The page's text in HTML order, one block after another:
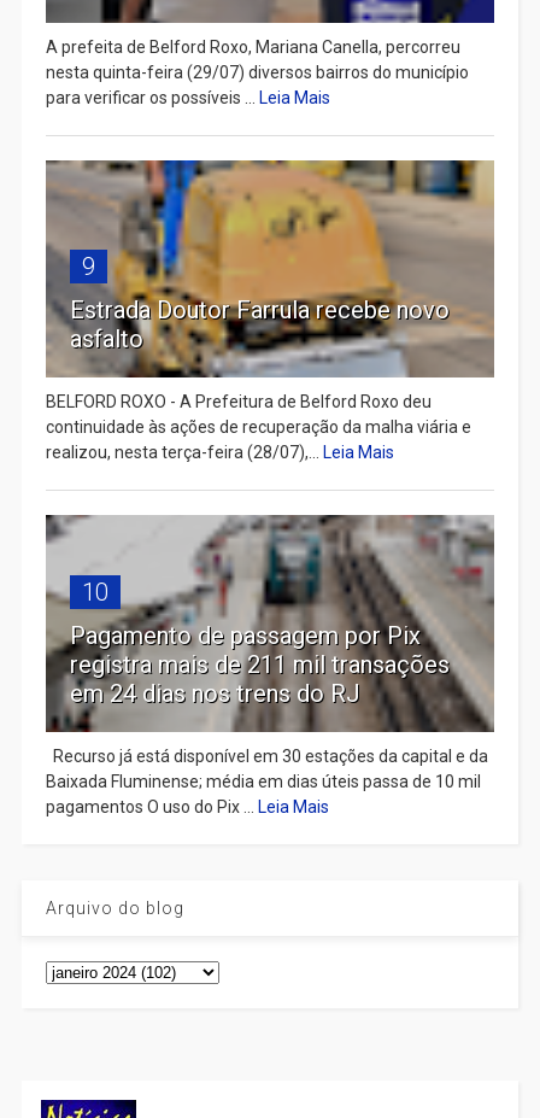
A prefeita de Belford Roxo, Mariana Canella, percorreu
nesta quinta-feira (29/07) diversos bairros do município
para verificar os possíveis ...
Leia Mais
9
Estrada Doutor Farrula recebe novo
asfalto
BELFORD ROXO - A Prefeitura de Belford Roxo deu
continuidade às ações de recuperação da malha viária e
realizou, nesta terça-feira (28/07),...
Leia Mais
10
Pagamento de passagem por Pix
registra mais de 211 mil transações
em 24 dias nos trens do RJ
Recurso já está disponível em 30 estações da capital e da
Baixada Fluminense; média em dias úteis passa de 10 mil
pagamentos O uso do Pix ...
Leia Mais
Arquivo do blog